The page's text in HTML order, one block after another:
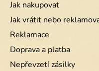
Jak nakupovat
Jak vrátit nebo
Reklamace
Doprava a platba
Nepřevzetí zásilky